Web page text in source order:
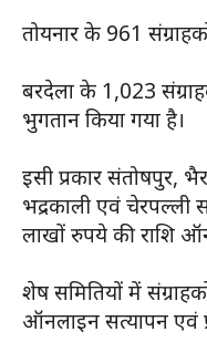
तोयनार के 961
बरदेला के 1,023
भुगतान किया गया है।
इसी प्रकार संतोषपुर,
भद्रकाली एवं चेरपल्ली
लाखों रुपये की राशि
शेष समितियों में संग्राहकों
ऑनलाइन सत्यापन एवं